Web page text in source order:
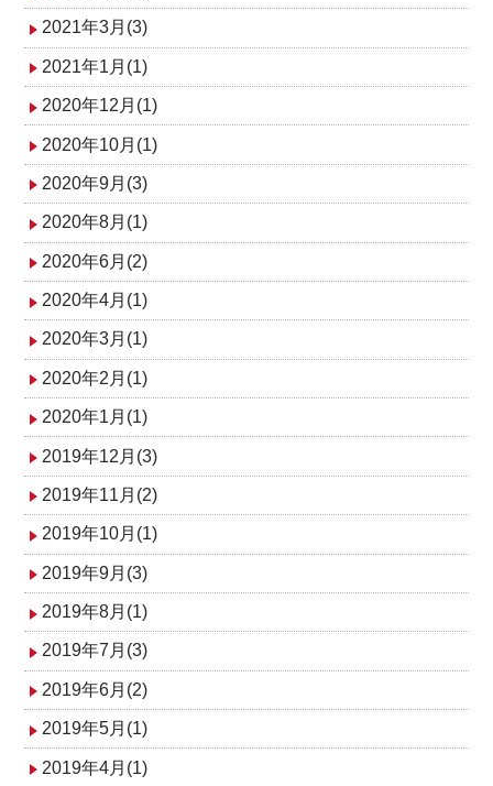
2021年3月(3)
2021年1月(1)
2020年12月(1)
2020年10月(1)
2020年9月(3)
2020年8月(1)
2020年6月(2)
2020年4月(1)
2020年3月(1)
2020年2月(1)
2020年1月(1)
2019年12月(3)
2019年11月(2)
2019年10月(1)
2019年9月(3)
2019年8月(1)
2019年7月(3)
2019年6月(2)
2019年5月(1)
2019年4月(1)